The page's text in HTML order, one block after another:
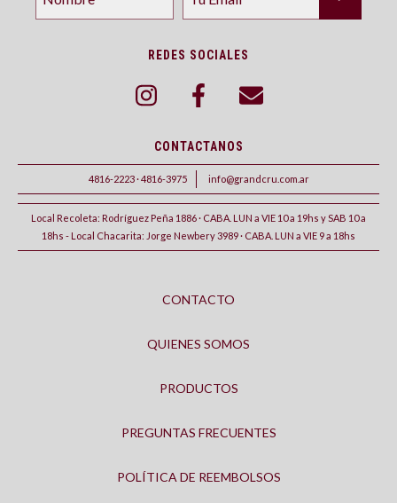
REDES SOCIALES
CONTACTANOS
4816-2223 · 4816-3975 info@grandcru.com.ar
Local Recoleta: Rodríguez Peña 1886 · CABA. LUN a VIE 10 a 19hs y SAB 10 a
18hs - Local Chacarita: Jorge Newbery 3989 · CABA. LUN a VIE 9 a 18hs
CONTACTO
QUIENES SOMOS
PRODUCTOS
PREGUNTAS FRECUENTES
POLÍTICA DE REEMBOLSOS